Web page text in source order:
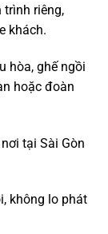
trình riêng,
khách.
hòa, ghế ngồi
hoặc đoàn
tại Sài Gòn
không lo phát